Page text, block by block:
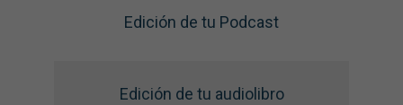
Edición de tu Podcast
Edición de tu audiolibro